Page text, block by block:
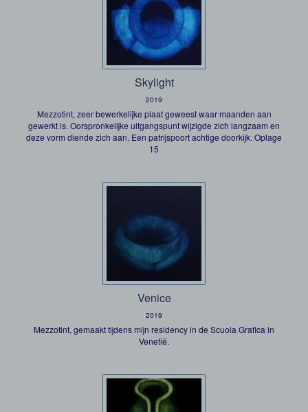
Skylight
2019
Mezzotint, zeer bewerkelijke plaat geweest waar maanden aan
gewerkt is. Oorspronkelijke uitgangspunt wijzigde zich langzaam en
deze vorm diende zich aan. Een patrijspoort achtige doorkijk. Oplage
15
Venice
2019
Mezzotint, gemaakt tijdens mijn residency in de Scuola Grafica in
Venetië.